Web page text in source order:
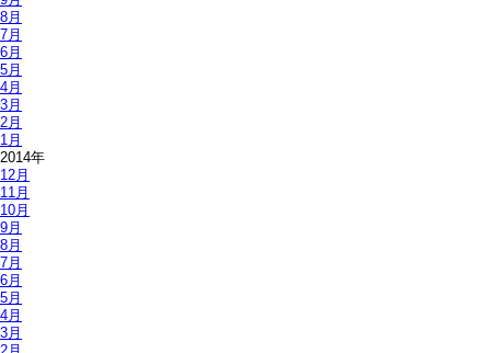
8月
7月
6月
5月
4月
3月
2月
1月
2014年
12月
11月
10月
9月
8月
7月
6月
5月
4月
3月